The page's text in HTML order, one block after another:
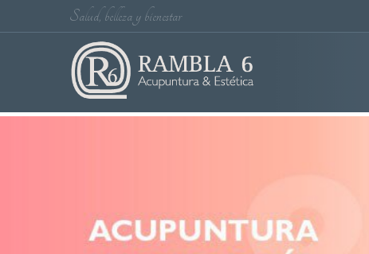
Salud, belleza y bienestar